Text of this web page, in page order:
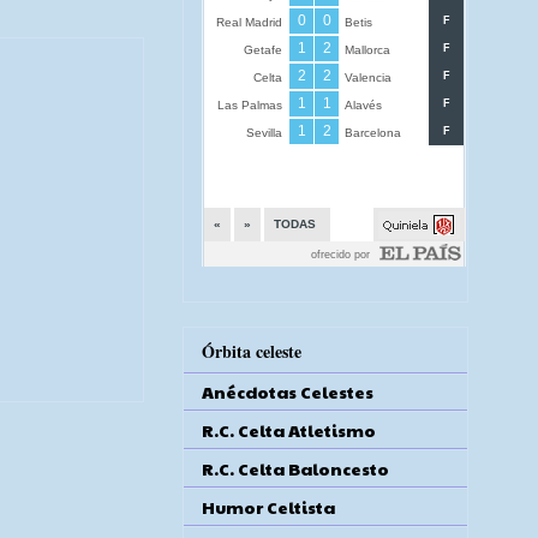
Órbita celeste
Anécdotas Celestes
R.C. Celta Atletismo
R.C. Celta Baloncesto
Humor Celtista